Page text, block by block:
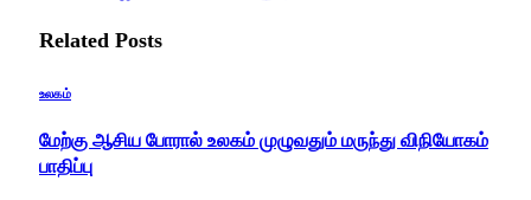
Related Posts
உலகம்
மேற்கு ஆசிய போரால் உலகம் முழுவதும் மருந்து விநியோகம்
பாதிப்பு